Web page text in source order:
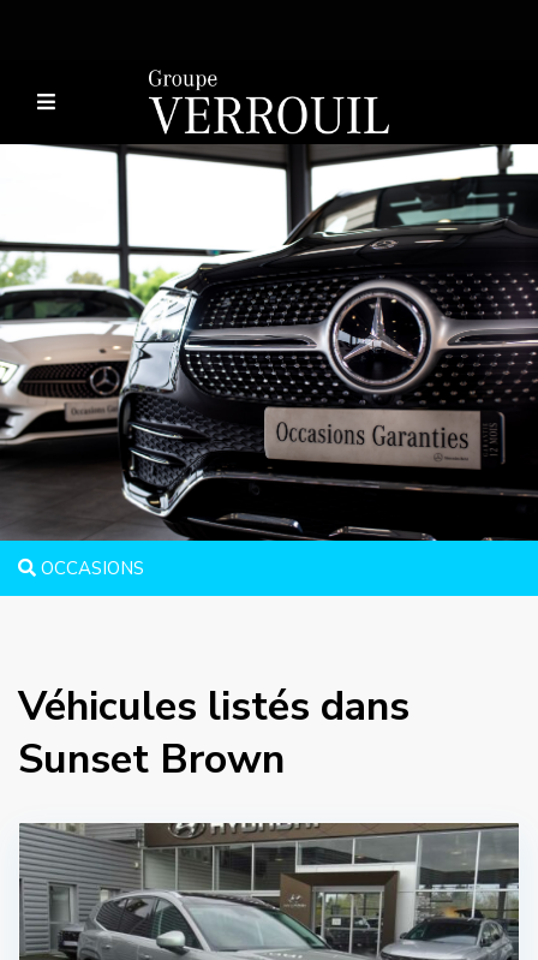
OCCASIONS
Véhicules listés dans
Sunset Brown